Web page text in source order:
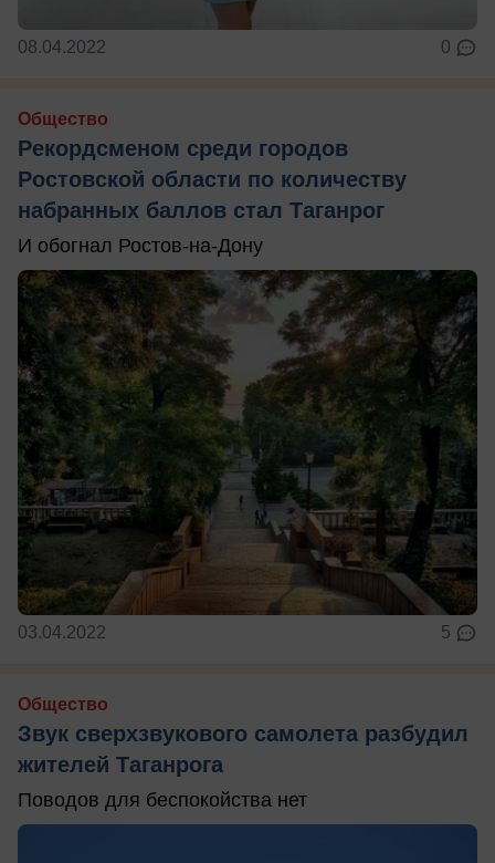
08.04.2022 0
Общество
Рекордсменом среди городов
Ростовской области по количеству
набранных баллов стал Таганрог
И обогнал Ростов-на-Дону
03.04.2022 5
Общество
Звук сверхзвукового самолета разбудил
жителей Таганрога
Поводов для беспокойства нет